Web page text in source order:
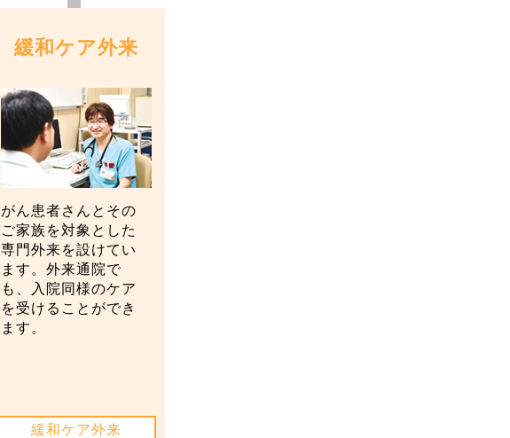
緩和ケア外来
がん患者さんとその
ご家族を対象とした
専門外来を設けてい
ます。外来通院で
も、入院同様のケア
を受けることができ
ます。
緩和ケア外来